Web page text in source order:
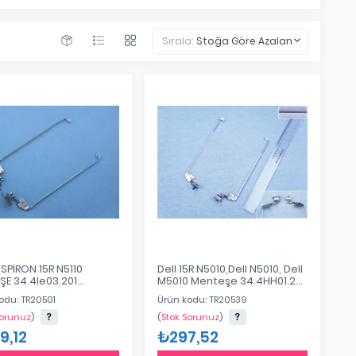
Sırala: Stoğa Göre Azalan
15R N5110
34.4Ie03.201
TR20501
)
Dell 15R N5010,Dell N5010, Dell
M5010 Menteşe 34.4HH01.201
34.4HH02.201
Ürün kodu: TR20539
(Stok Sorunuz)
₺297,52